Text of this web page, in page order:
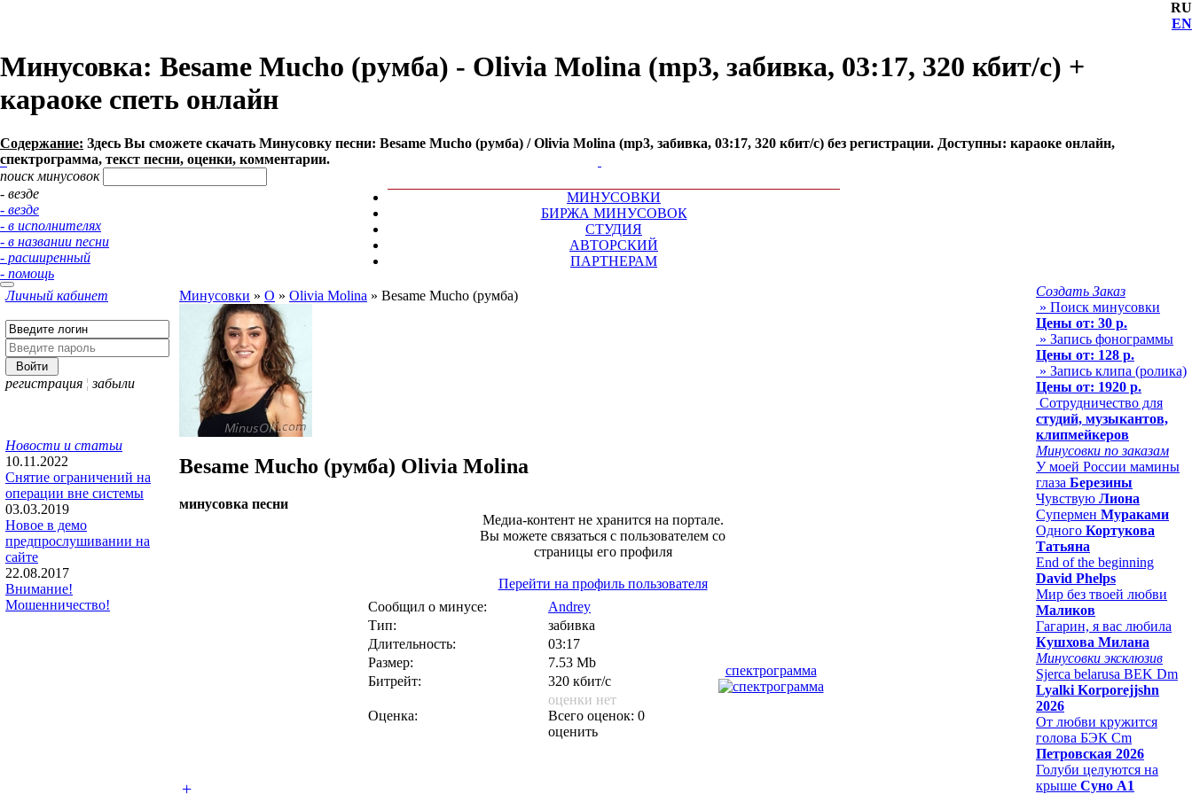
RU
EN
Минусовка: Besame Mucho (румба) - Olivia Molina (mp3, забивка, 03:17, 320 кбит/с) +
караоке спеть онлайн
Содержание: Здесь Вы сможете cкачать Минусовку песни: Besame Mucho (румба) / Olivia Molina (mp3, забивка, 03:17, 320 кбит/с) без регистрации. Доступны: караоке онлайн,
спектрограмма, текст песни, оценки, комментарии.
поиск минусовок
- везде
- везде
- в исполнителях
- в названии песни
- расширенный
- помощь
МИНУСОВКИ
БИРЖА МИНУСОВОК
СТУДИЯ
АВТОРСКИЙ
ПАРТНЕРАМ
Личный кабинет
регистрация ¦ забыли
Новости и статьи
10.11.2022
Снятие ограничений на
операции вне системы
03.03.2019
Новое в демо
предпрослушивании на
сайте
22.08.2017
Внимание!
Мошенничество!
Минусовки » O » Olivia Molina » Besame Mucho (румба)
Besame Mucho (румба) Olivia Molina
минусовка песни
Медиа-контент не хранится на портале.
Вы можете связаться с пользователем со
страницы его профиля
Перейти на профиль пользователя
Сообщил о минусе:
Andrey
Тип:
забивка
спектрограмма
Длительность:
03:17
Размер:
7.53 Mb
Битрейт:
320 кбит/с
Оценка:
оценки нет
Всего оценок: 0
оценить
+
Создать Заказ
» Поиск минусовки
Цены от: 30 р.
» Запись фонограммы
Цены от: 128 р.
» Запись клипа (ролика)
Цены от: 1920 р.
Сотрудничество для
студий, музыкантов,
клипмейкеров
Минусовки по заказам
У моей России мамины
глаза Березины
Чувствую Лиона
Супермен Мураками
Одного Кортукова
Татьяна
End of the beginning
David Phelps
Мир без твоей любви
Маликов
Гагарин, я вас любила
Кушхова Милана
Минусовки эксклюзив
Sjerca belarusa BEK Dm
Lyalki Korporejjshn
2026
От любви кружится
голова БЭК Cm
Петровская 2026
Голуби целуются на
крыше Суно А1